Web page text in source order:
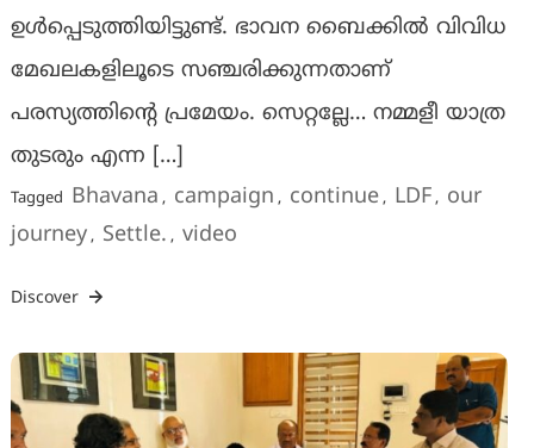
ഉൾപ്പെടുത്തിയിട്ടുണ്ട്. ഭാവന ബൈക്കിൽ വിവിധ
മേഖലകളിലൂടെ സഞ്ചരിക്കുന്നതാണ്
പരസ്യത്തിന്റെ പ്രമേയം. സെറ്റല്ലേ… നമ്മളീ യാത്ര
തുടരും എന്ന […]
Tagged Bhavana , campaign , continue, LDF, our
journey, Settle. , video
Discover